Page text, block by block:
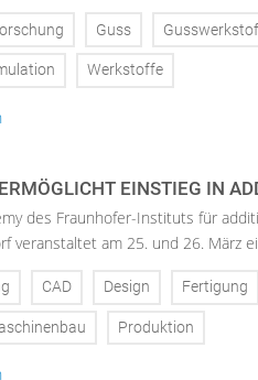
Guss
Werkstoffe
EINSTIEG IN
des Fraunhofer-Instituts für
veranstaltet am 25. und 26. März
CAD Design Fertigung
Produktion